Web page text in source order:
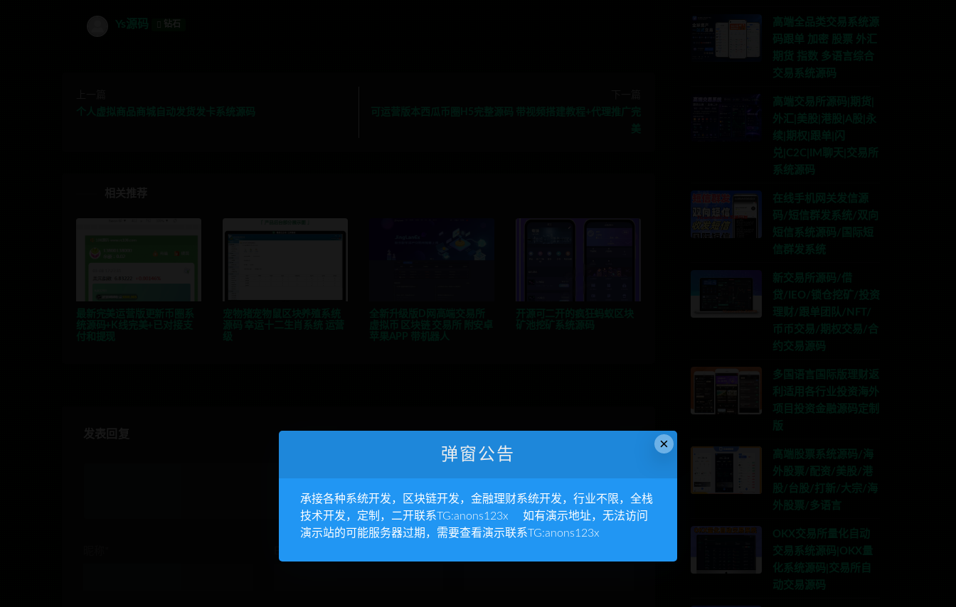
Ys源码 钻石
高端全品类交易系统源
码跟单 加密 股票 外汇
期货 指数 多语言综合
交易系统源码
高端交易所源码|期货|
外汇|美股|港股|A股|永
续|期权|跟单|闪
兑|C2C|IM聊天|交易所
系统源码
在线手机网关发信源
码/短信群发系统/双向
短信系统源码/国际短
信群发系统
新交易所源码/借
贷/IEO/锁仓挖矿/投资
理财/跟单团队/NFT/
币币交易/期权交易/合
约交易源码
多国语言国际版理财返
利适用各行业投资海外
项目投资金融源码定制
版
高端股票系统源码/海
外股票/配资/美股/港
股/台股/打新/大宗/海
外股票/多语言
OKX交易所量化自动
交易系统源码|OKX量
化系统源码|交易所自
动交易源码
×
弹窗公告
承接各种系统开发，区块链开发，金融理财系统开发，行业不限，全栈
技术开发，定制，二开联系TG:anons123x 如有演示地址，无法访问
演示站的可能服务器过期，需要查看演示联系TG:anons123x